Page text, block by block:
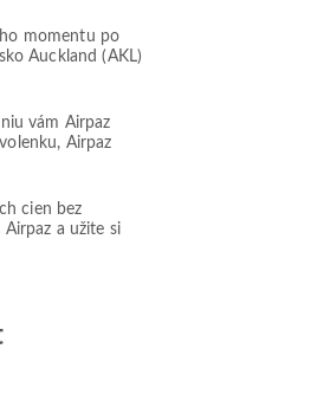
momentu po
Auckland (AKL)
vám Airpaz
Airpaz
cien bez
a užite si